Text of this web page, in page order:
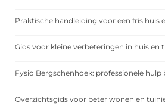
Praktische handleiding voor een fris huis
Gids voor kleine verbeteringen in huis en
Fysio Bergschenhoek: professionele hulp
Overzichtsgids voor beter wonen en